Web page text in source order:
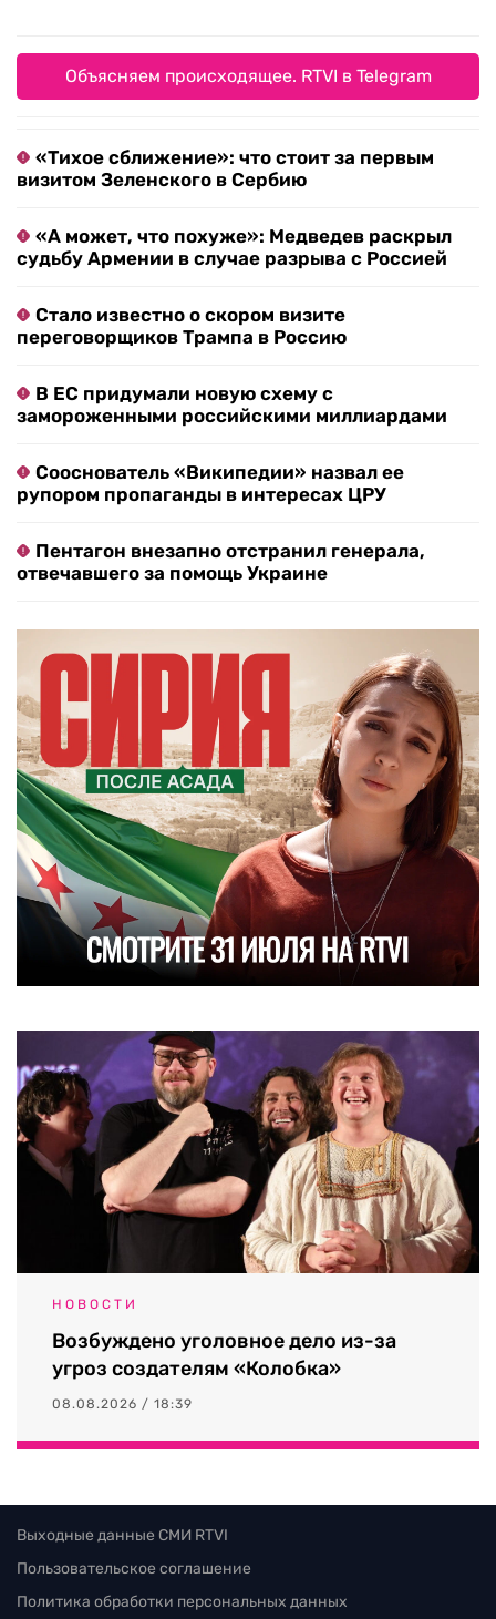
Объясняем происходящее. RTVI в Telegram
«Тихое сближение»: что стоит за первым
визитом Зеленского в Сербию
«А может, что похуже»: Медведев раскрыл
судьбу Армении в случае разрыва с Россией
Стало известно о скором визите
переговорщиков Трампа в Россию
В ЕС придумали новую схему с
замороженными российскими миллиардами
Сооснователь «Википедии» назвал ее
рупором пропаганды в интересах ЦРУ
Пентагон внезапно отстранил генерала,
отвечавшего за помощь Украине
НОВОСТИ
Возбуждено уголовное дело из-за
угроз создателям «Колобка»
08.08.2026 / 18:39
Выходные данные СМИ RTVI
Пользовательское соглашение
Политика обработки персональных данных